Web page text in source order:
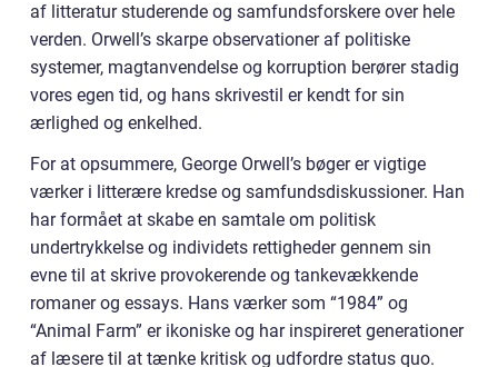
af litteratur studerende og samfundsforskere over hele
verden. Orwell’s skarpe observationer af politiske
systemer, magtanvendelse og korruption berører stadig
vores egen tid, og hans skrivestil er kendt for sin
ærlighed og enkelhed.
For at opsummere, George Orwell’s bøger er vigtige
værker i litterære kredse og samfundsdiskussioner. Han
har formået at skabe en samtale om politisk
undertrykkelse og individets rettigheder gennem sin
evne til at skrive provokerende og tankevækkende
romaner og essays. Hans værker som “1984” og
“Animal Farm” er ikoniske og har inspireret generationer
af læsere til at tænke kritisk og udfordre status quo.